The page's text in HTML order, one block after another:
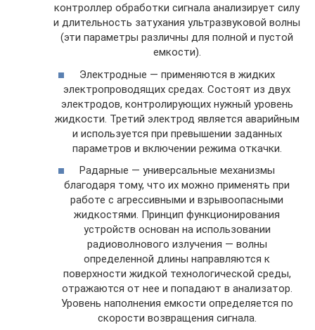
контроллер обработки сигнала анализирует силу
и длительность затухания ультразвуковой волны
(эти параметры различны для полной и пустой
емкости).
Электродные — применяются в жидких
электропроводящих средах. Состоят из двух
электродов, контролирующих нужный уровень
жидкости. Третий электрод является аварийным
и используется при превышении заданных
параметров и включении режима откачки.
Радарные — универсальные механизмы
благодаря тому, что их можно применять при
работе с агрессивными и взрывоопасными
жидкостями. Принцип функционирования
устройств основан на использовании
радиоволнового излучения — волны
определенной длины направляются к
поверхности жидкой технологической среды,
отражаются от нее и попадают в анализатор.
Уровень наполнения емкости определяется по
скорости возвращения сигнала.